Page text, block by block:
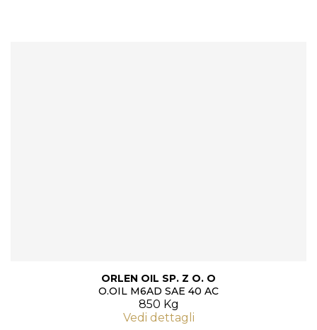
ORLEN OIL SP. Z O. O
O.OIL M6AD SAE 40 AC
850 Kg
Vedi dettagli